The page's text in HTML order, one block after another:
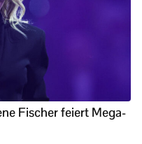
Fischer feiert Mega-